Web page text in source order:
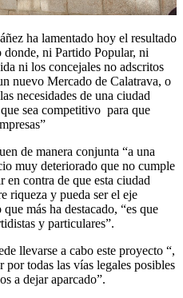
ha lamentado hoy el resultado
ni Partido Popular, ni
ni los concejales no adscritos
nuevo Mercado de Calatrava, o
necesidades de una ciudad
sea competitivo para que
de manera conjunta “a una
muy deteriorado que no cumple
en contra de que esta ciudad
riqueza y pueda ser el eje
más ha destacado, “es que
y particulares”.
llevarse a cabo este proyecto “,
por todas las vías legales posibles
a dejar aparcado”.